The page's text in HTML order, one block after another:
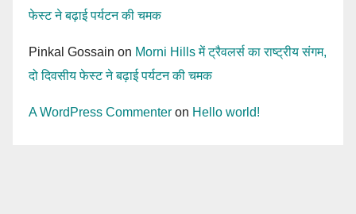
फेस्ट ने बढ़ाई पर्यटन की चमक
Pinkal Gossain on Morni Hills में ट्रैवलर्स का राष्ट्रीय संगम,
दो दिवसीय फेस्ट ने बढ़ाई पर्यटन की चमक
A WordPress Commenter on Hello world!